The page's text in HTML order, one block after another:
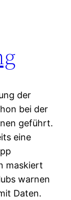
der
bei der
geführt.
eine
maskiert
warnen
Daten.